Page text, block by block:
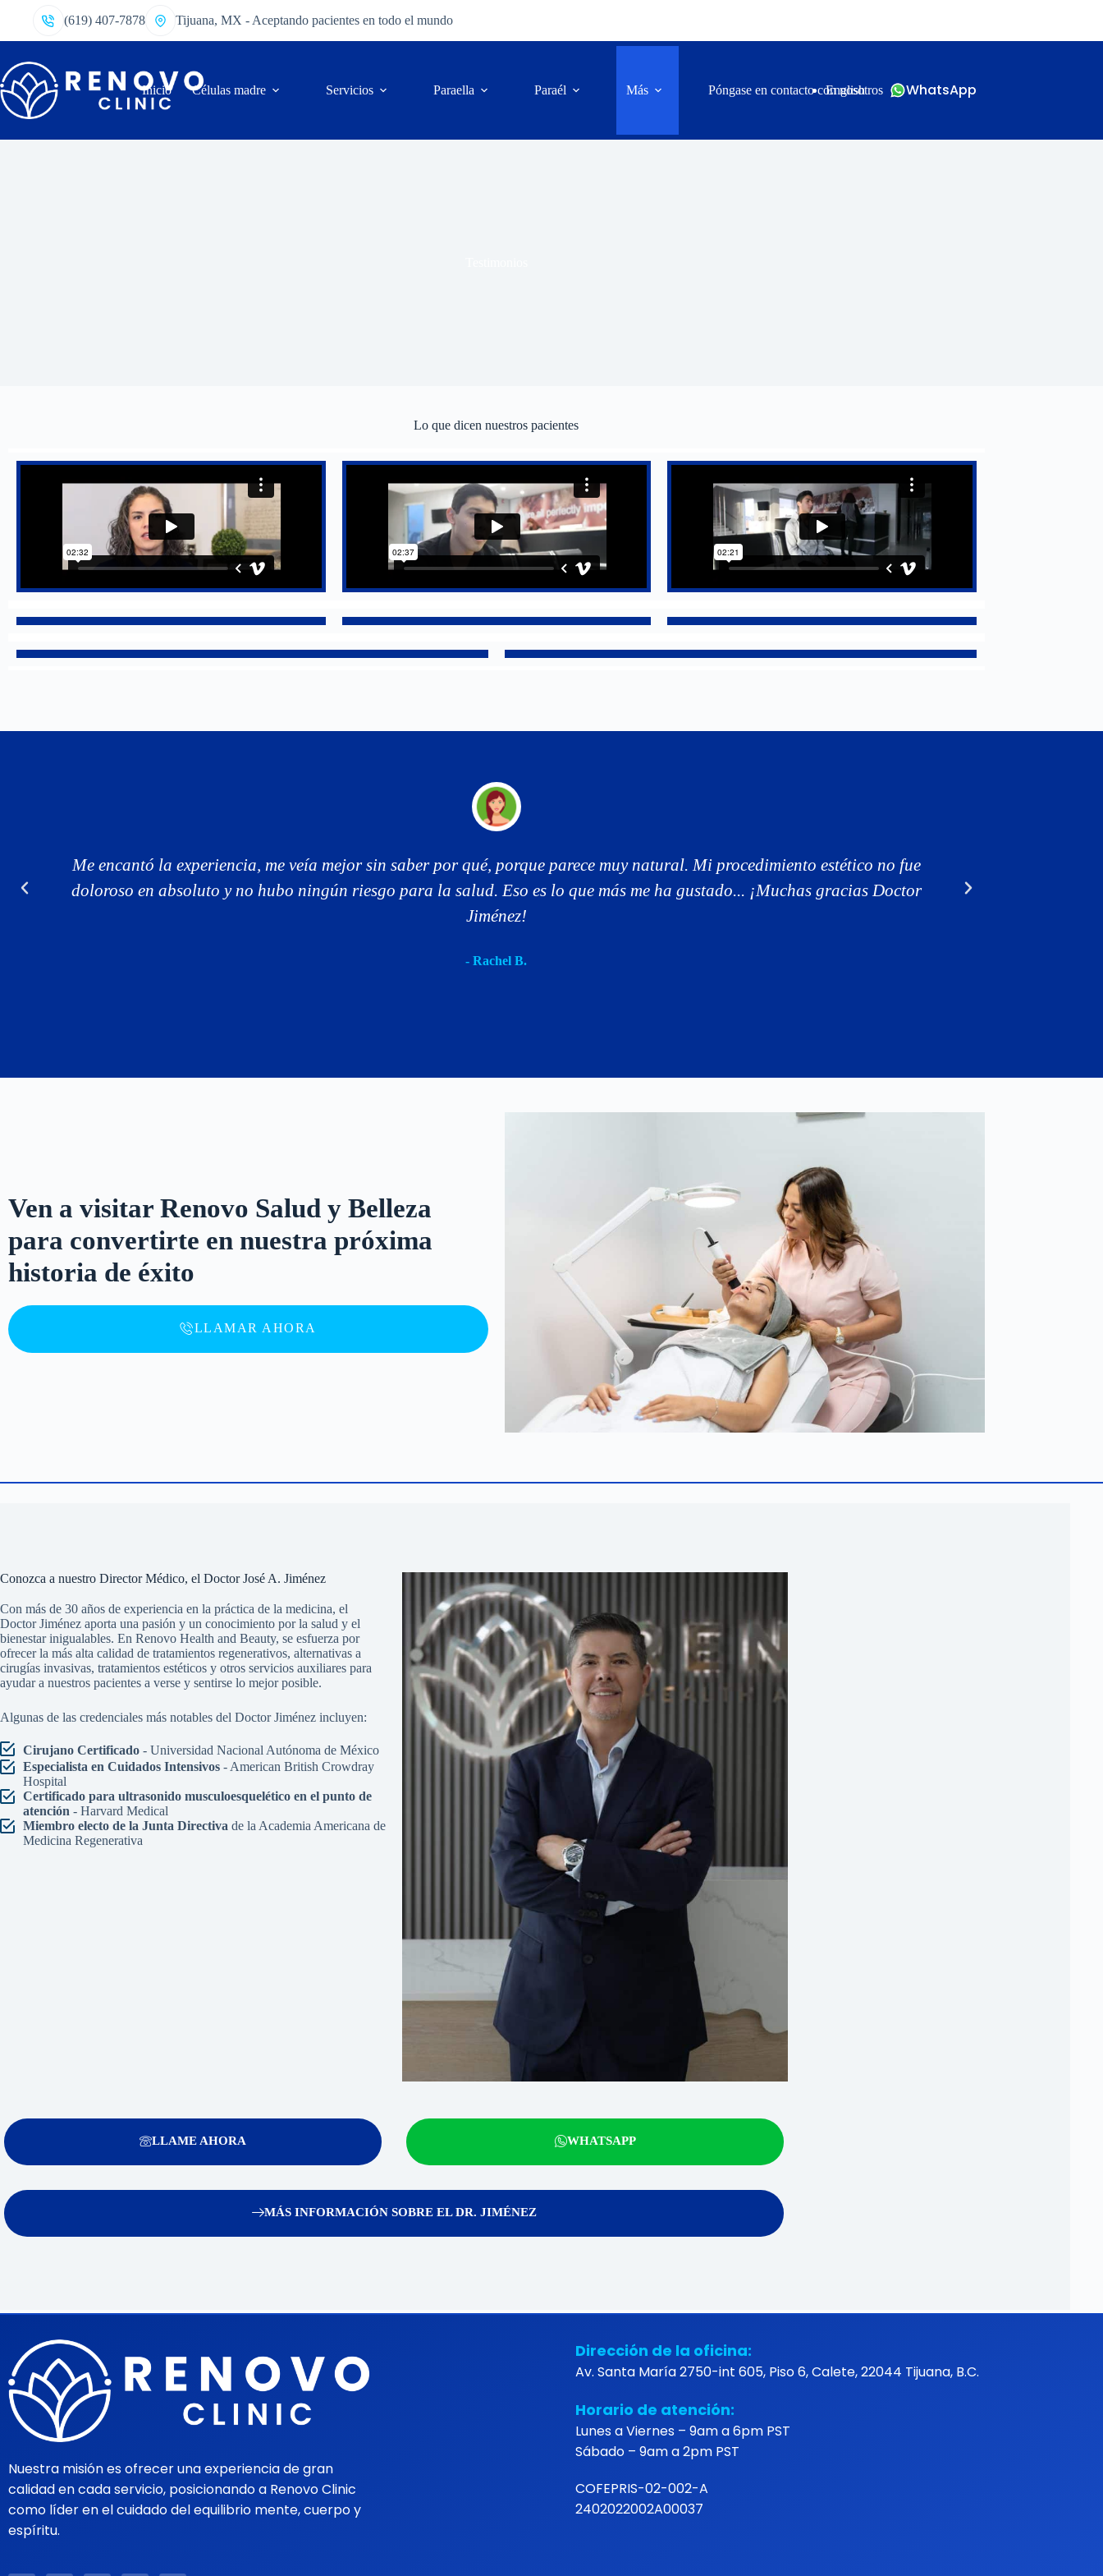
(619) 407-7878 Tijuana, MX - Aceptando pacientes en todo el mundo
Inicio Células madre Servicios Paraella Paraél Más Póngase en contacto con nosotros
English WhatsApp
Lo que dicen nuestros pacientes
Me encantó la experiencia, me veía mejor sin saber por qué, porque parece muy natural. Mi procedimiento estético no fue
doloroso en absoluto y no hubo ningún riesgo para la salud. Eso es lo que más me ha gustado... ¡Muchas gracias Doctor
Jiménez!
- Rachel B.
Ven a visitar Renovo Salud y Belleza
para convertirte en nuestra próxima
historia de éxito
LLAMAR AHORA
Conozca a nuestro Director Médico, el Doctor José A. Jiménez
Con más de 30 años de experiencia en la práctica de la medicina, el
Doctor Jiménez aporta una pasión y un conocimiento por la salud y el
bienestar inigualables. En Renovo Health and Beauty, se esfuerza por
ofrecer la más alta calidad de tratamientos regenerativos, alternativas a
cirugías invasivas, tratamientos estéticos y otros servicios auxiliares para
ayudar a nuestros pacientes a verse y sentirse lo mejor posible.
Algunas de las credenciales más notables del Doctor Jiménez incluyen:
Cirujano Certificado- Universidad Nacional Autónoma de México
Especialista en Cuidados Intensivos- American British Crowdray
Hospital
Certificado para ultrasonido musculoesquelético en el punto de
atención - Harvard Medical
Miembro electo de la Junta Directiva de la Academia Americana de
Medicina Regenerativa
LLAME AHORA WHATSAPP
MÁS INFORMACIÓN SOBRE EL DR. JIMÉNEZ
Nuestra misión es ofrecer una experiencia de gran
calidad en cada servicio, posicionando a Renovo Clinic
como líder en el cuidado del equilibrio mente, cuerpo y
espíritu.
Dirección de la oficina:
Av. Santa María 2750-int 605, Piso 6, Calete, 22044 Tijuana, B.C.
Horario de atención:
Lunes a Viernes – 9am a 6pm PST
Sábado – 9am a 2pm PST
COFEPRIS-02-002-A
2402022002A00037